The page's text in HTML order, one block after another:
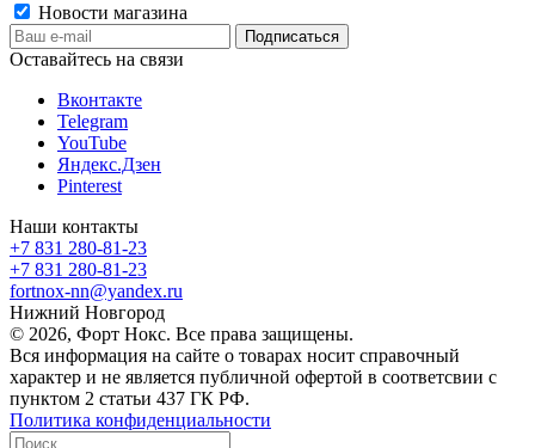
Новости магазина
Оставайтесь на связи
Вконтакте
Telegram
YouTube
Яндекс.Дзен
Pinterest
Наши контакты
+7 831 280-81-23
+7 831 280-81-23
fortnox-nn@yandex.ru
Нижний Новгород
© 2026, Форт Нокс. Все права защищены.
Вся информация на сайте о товарах носит справочный
характер и не является публичной офертой в соответсвии с
пунктом 2 статьи 437 ГК РФ.
Политика конфиденциальности